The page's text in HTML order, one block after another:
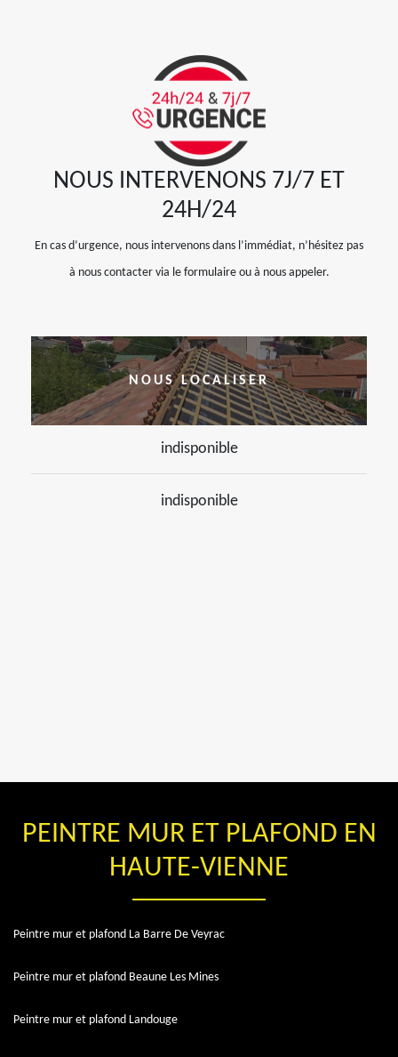
NOUS INTERVENONS 7J/7 ET
24H/24
En cas d’urgence, nous intervenons dans l’immédiat, n’hésitez pas
à nous contacter via le formulaire ou à nous appeler.
NOUS LOCALISER
indisponible
indisponible
PEINTRE MUR ET PLAFOND EN
HAUTE-VIENNE
Peintre mur et plafond La Barre De Veyrac
Peintre mur et plafond Beaune Les Mines
Peintre mur et plafond Landouge